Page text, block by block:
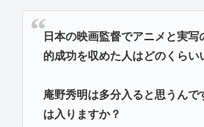
日本の映画監督でアニメと実写
的成功を収めた人はどのくらい
庵野秀明は多分入ると思うんで
は入りますか？